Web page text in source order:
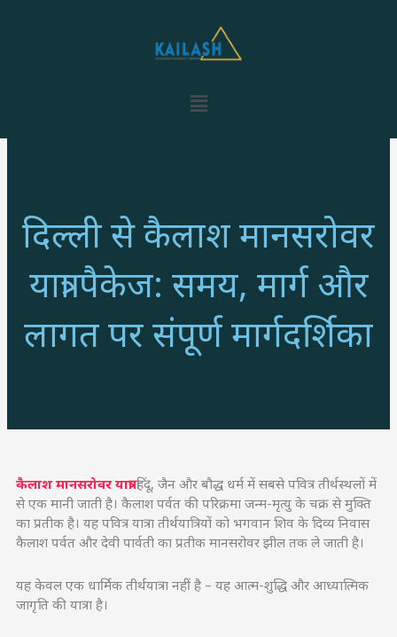
Menu
दिल्ली से कैलाश मानसरोवर
यात्रा पैकेज: समय, मार्ग और
लागत पर संपूर्ण मार्गदर्शिका
कैलाश मानसरोवर यात्राहिंदू, जैन और बौद्ध धर्म में सबसे पवित्र तीर्थस्थलों में
से एक मानी जाती है। कैलाश पर्वत की परिक्रमा जन्म-मृत्यु के चक्र से मुक्ति
का प्रतीक है। यह पवित्र यात्रा तीर्थयात्रियों को भगवान शिव के दिव्य निवास
कैलाश पर्वत और देवी पार्वती का प्रतीक मानसरोवर झील तक ले जाती है।
यह केवल एक धार्मिक तीर्थयात्रा नहीं है – यह आत्म-शुद्धि और आध्यात्मिक
जागृति की यात्रा है।